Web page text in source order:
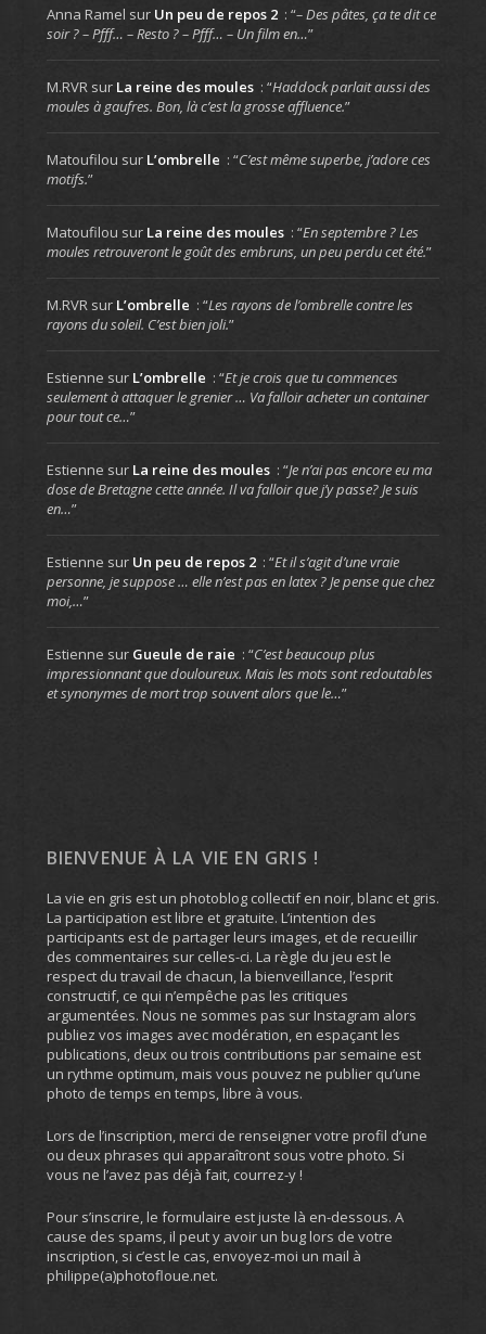
Anna Ramel sur Un peu de repos 2 : “– Des pâtes, ça te dit ce
soir ? – Pfff… – Resto ? – Pfff… – Un film en…”
M.RVRsur La reine des moules : “Haddock parlait aussi des
moules à gaufres. Bon, là c’est la grosse affluence.”
Matoufilou sur L’ombrelle : “C’est même superbe, j’adore ces
motifs.”
Matoufilou sur La reine des moules : “En septembre ? Les
moules retrouveront le goût des embruns, un peu perdu cet été.”
M.RVRsur L’ombrelle : “Les rayons de l’ombrelle contre les
rayons du soleil. C’est bien joli.”
Estienne sur L’ombrelle : “Et je crois que tu commences
seulement à attaquer le grenier … Va falloir acheter un container
pour tout ce…”
Estienne sur La reine des moules : “Je n’ai pas encore eu ma
dose de Bretagne cette année. Il va falloir que j’y passe? Je suis
en…”
Estienne sur Un peu de repos 2 : “Et il s’agit d’une vraie
personne, je suppose … elle n’est pas en latex ? Je pense que chez
moi,…”
Estienne sur Gueule de raie : “C’est beaucoup plus
impressionnant que douloureux. Mais les mots sont redoutables
et synonymes de mort trop souvent alors que le…”
BIENVENUE À LA VIE EN GRIS !
La vie en gris est un photoblog collectif en noir, blanc et gris.
La participation est libre et gratuite. L’intention des
participants est de partager leurs images, et de recueillir
des commentaires sur celles-ci. La règle du jeu est le
respect du travail de chacun, la bienveillance, l’esprit
constructif, ce qui n’empêche pas les critiques
argumentées. Nous ne sommes pas sur Instagram alors
publiez vos images avec modération, en espaçant les
publications, deux ou trois contributions par semaine est
un rythme optimum, mais vous pouvez ne publier qu’une
photo de temps en temps, libre à vous.
Lors de l’inscription, merci de renseigner votre profil d’une
ou deux phrases qui apparaîtront sous votre photo. Si
vous ne l’avez pas déjà fait, courrez-y !
Pour s’inscrire, le formulaire est juste là en-dessous. A
cause des spams, il peut y avoir un bug lors de votre
inscription, si c’est le cas, envoyez-moi un mail à
philippe(a)photofloue.net.